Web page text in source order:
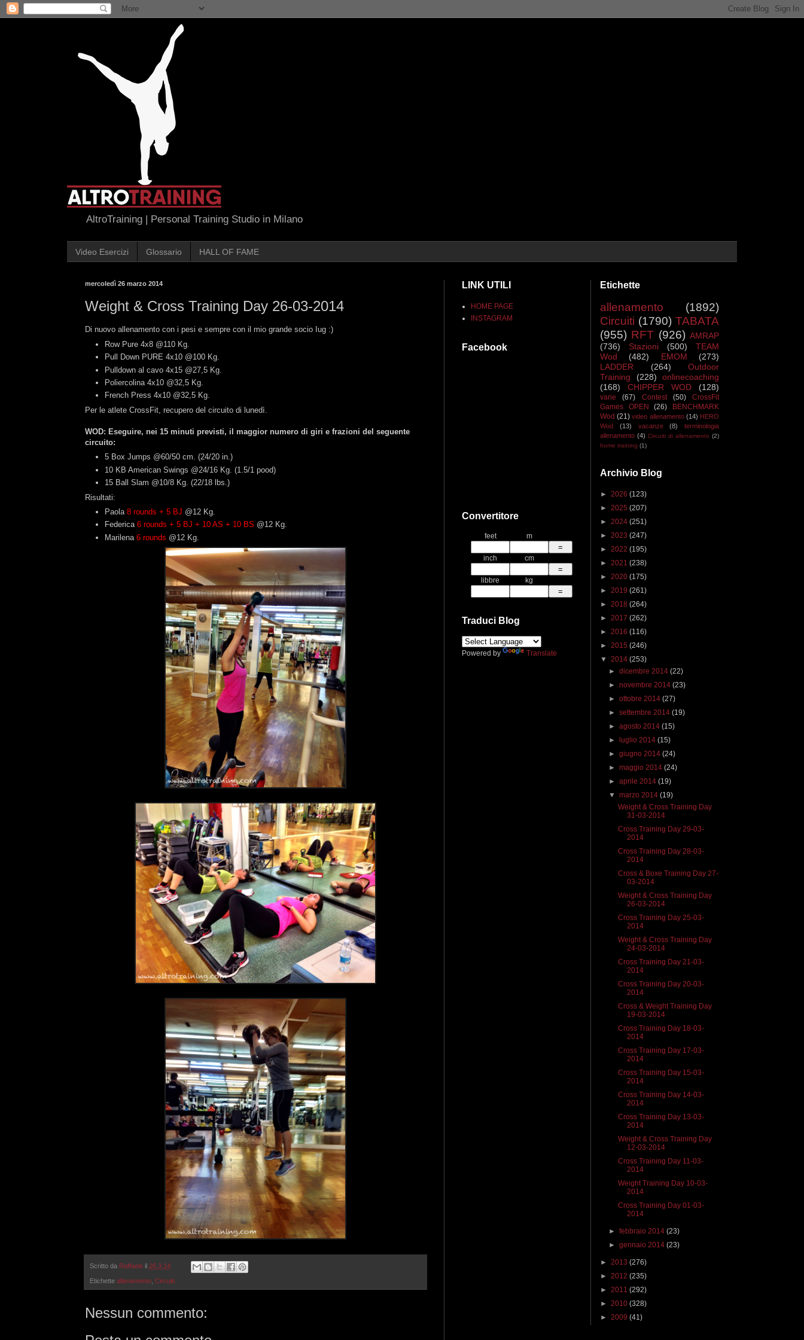
AltroTraining | Personal Training Studio in Milano
Video Esercizi Glossario HALL OF FAME
mercoledì 26 marzo 2014
Weight & Cross Training Day 26-03-2014
Di nuovo allenamento con i pesi e sempre con il mio grande socio Iug :)
Row Pure 4x8 @110 Kg.
Pull Down PURE 4x10 @100 Kg.
Pulldown al cavo 4x15 @27,5 Kg.
Poliercolina 4x10 @32,5 Kg.
French Press 4x10 @32,5 Kg.
Per le atlete CrossFit, recupero del circuito di lunedì.
WOD: Eseguire, nei 15 minuti previsti, il maggior numero di giri e frazioni del seguente
circuito:
5 Box Jumps @60/50 cm. (24/20 in.)
10 KB American Swings @24/16 Kg. (1.5/1 pood)
15 Ball Slam @10/8 Kg. (22/18 lbs.)
Risultati:
Paola 8 rounds + 5 BJ @12 Kg.
Federica 6 rounds + 5 BJ + 10 AS + 10 BS @12 Kg.
Marilena 6 rounds @12 Kg.
Scritto da Raffaele il 26.3.14
Etichette allenamento Circuiti
Nessun commento:
LINK UTILI
HOME PAGE
INSTAGRAM
Facebook
Convertitore
feet m
inch cm
libbre kg
Traduci Blog
Powered by Translate
Etichette
allenamento
(1892)
Circuiti (1790) TABATA
(955) RFT (926) AMRAP
(736)
Stazioni (500)
TEAM
Wod
(482) EMOM
(273)
LADDER
(264)
Outdoor
Training
(228)
onlinecoaching
(168)
CHIPPER WOD (128)
varie (67) Contest (50)
CrossFit
Games OPEN
(26)
BENCHMARK
Wod (21) video allenamento (14) HERO
Wod
(13) vacanze (8)
terminologia
allenamento (4) Circuiti di allenamento (2)
home training (1)
Archivio Blog
► 2026 (123)
► 2025 (207)
► 2024 (251)
► 2023 (247)
► 2022 (195)
► 2021 (238)
► 2020 (175)
► 2019 (261)
► 2018 (264)
► 2017 (262)
► 2016 (116)
► 2015 (246)
▼ 2014 (253)
►dicembre 2014(22)
►novembre 2014(23)
►ottobre 2014(27)
►settembre 2014(19)
►agosto 2014(15)
►
luglio 2014(15)
►giugno 2014(24)
►maggio 2014(24)
►aprile 2014(19)
▼marzo 2014(19)
Weight & Cross Training Day
31-03-2014
Cross Training Day 29-03-
2014
Cross Training Day 28-03-
2014
Cross & Boxe Training Day 27-
03-2014
Weight & Cross Training Day
26-03-2014
Cross Training Day 25-03-
2014
Weight & Cross Training Day
24-03-2014
Cross Training Day 21-03-
2014
Cross Training Day 20-03-
2014
Cross & Weight Training Day
19-03-2014
Cross Training Day 18-03-
2014
Cross Training Day 17-03-
2014
Cross Training Day 15-03-
2014
Cross Training Day 14-03-
2014
Cross Training Day 13-03-
2014
Weight & Cross Training Day
12-03-2014
Cross Training Day 11-03-
2014
Weight Training Day 10-03-
2014
Cross Training Day 01-03-
2014
►febbraio 2014(23)
►gennaio 2014(23)
► 2013 (276)
► 2012 (235)
► 2011 (292)
► 2010 (328)
► 2009 (41)